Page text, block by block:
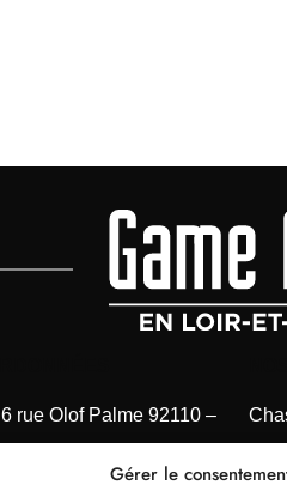
Gérer le
6 rue Olof Palme 92110 –